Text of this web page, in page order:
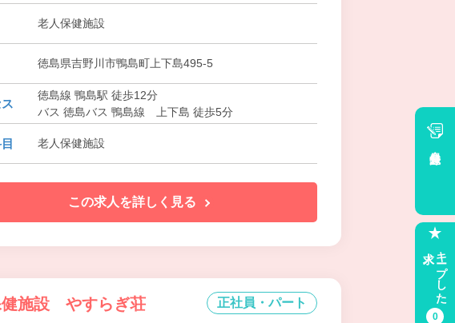
老人保健施設
徳島県吉野川市鴨島町上下島495-5
徳島線 鴨島駅 徒歩12分
バス 徳島バス 鴨島線 上下島 徒歩5分
老人保健施設
この求人を詳しく見る
施設 やすらぎ荘 正社員・パート
キープした
0